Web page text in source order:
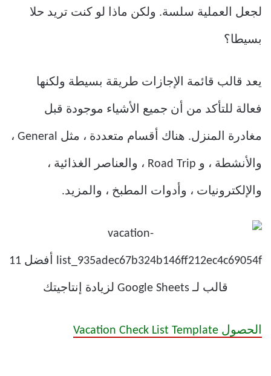
لجعل العملية سلسة. ولكن ماذا لو كنت تريد حلا
بسيطا؟
يعد قالب قائمة الإجازات طريقة بسيطة ولكنها
فعالة للتأكد من أن جميع الأشياء موجودة قبل
مغادرة المنزل. هناك أقسام متعددة ، مثل General ،
والأنشطة ، و Road Trip ، والعناصر الغذائية ،
والإلكترونيات ، وأدوات المطبخ ، والمزيد.
الحصول Vacation Check List Template